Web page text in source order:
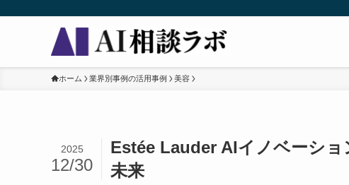
ホーム 業界別事例の活用事例 美容
Estée Lauder AIイノベーシ
未来
2025
12/30